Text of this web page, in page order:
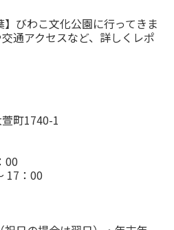
】びわこ文化公園に行ってきま
通アクセスなど、詳しくレポ
町1740-1
00
17：00